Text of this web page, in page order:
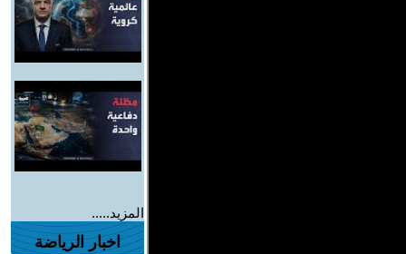
المزيد.....
اخبار الرياضة